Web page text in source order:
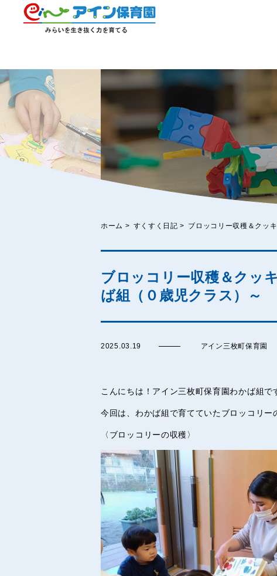
ホーム > すくすく日記 > ブロッコリー収穫＆クッ
ブロッコリー収穫＆クッ
ば組（０歳児クラス）～
2025.03.19 アイン三枚町保育園
こんにちは！アイン三枚町保育園わかば組で
今回は、わかば組で育てていたブロッコリー
〈ブロッコリーの収穫〉